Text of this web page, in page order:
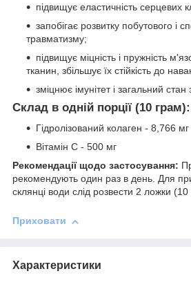
підвищує еластичність серцевих
запобігає розвитку побутового і
травматизму;
підвищує міцність і пружність
тканин, збільшує їх стійкість до
зміцнює імунітет і загальний стан
Склад в одній порції (10 грам):
Гідролізований колаген - 8,766 мг
Вітамін С - 500 мг
Рекомендації щодо застосування:
рекомендують один раз в день. Для
склянці води слід розвести 2 ложки
Приховати
Характеристики